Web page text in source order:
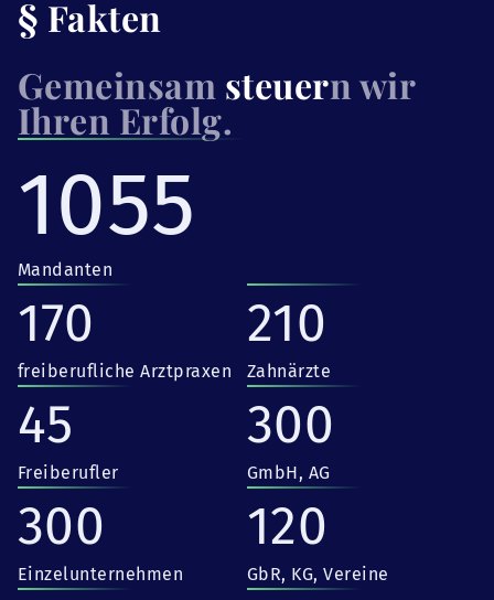
§ Fakten
Gemeinsam steuern wir
Ihren Erfolg.
1055
Mandanten
170
freiberufliche Arztpraxen
210
Zahnärzte
45
Freiberufler
300
GmbH, AG
300
Einzelunternehmen
120
GbR, KG, Vereine